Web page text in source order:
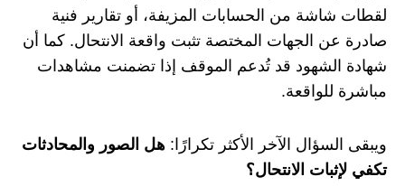
لقطات شاشة من الحسابات المزيفة، أو تقارير فنية
صادرة عن الجهات المختصة تثبت واقعة الانتحال. كما أن
شهادة الشهود قد تُدعم الموقف إذا تضمنت مشاهدات
مباشرة للواقعة.
ويبقى السؤال الآخر الأكثر تكرارًا: هل الصور والمحادثات
تكفي لإثبات الانتحال؟